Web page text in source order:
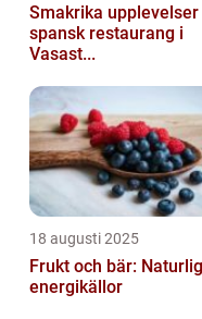
Smakrika upplevelser
spansk restaurang i
Vasast...
18 augusti 2025
Frukt och bär:
energikällor